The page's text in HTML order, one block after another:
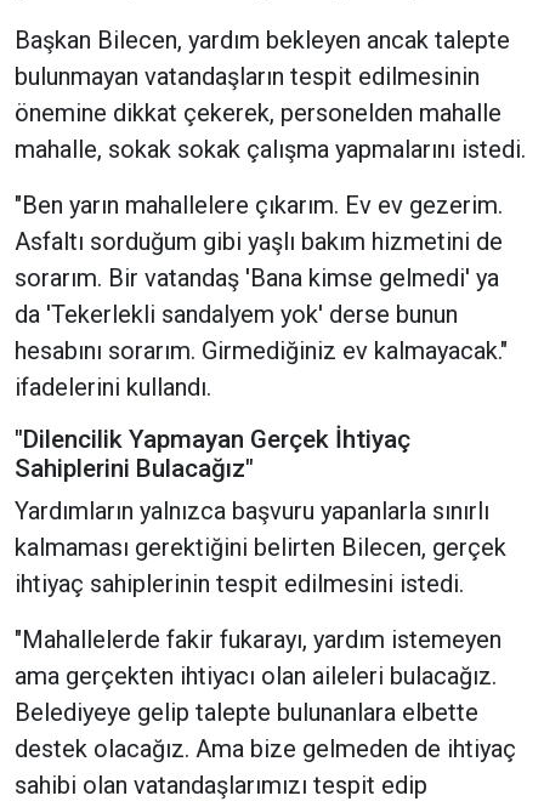
Başkan Bilecen, yardım bekleyen ancak talepte
bulunmayan vatandaşların tespit edilmesinin
önemine dikkat çekerek, personelden mahalle
mahalle, sokak sokak çalışma yapmalarını istedi.
"Ben yarın mahallelere çıkarım. Ev ev gezerim.
Asfaltı sorduğum gibi yaşlı bakım hizmetini de
sorarım. Bir vatandaş 'Bana kimse gelmedi' ya
da 'Tekerlekli sandalyem yok' derse bunun
hesabını sorarım. Girmediğiniz ev kalmayacak."
ifadelerini kullandı.
"Dilencilik Yapmayan Gerçek İhtiyaç
Sahiplerini Bulacağız"
Yardımların yalnızca başvuru yapanlarla sınırlı
kalmaması gerektiğini belirten Bilecen, gerçek
ihtiyaç sahiplerinin tespit edilmesini istedi.
"Mahallelerde fakir fukarayı, yardım istemeyen
ama gerçekten ihtiyacı olan aileleri bulacağız.
Belediyeye gelip talepte bulunanlara elbette
destek olacağız. Ama bize gelmeden de ihtiyaç
sahibi olan vatandaşlarımızı tespit edip